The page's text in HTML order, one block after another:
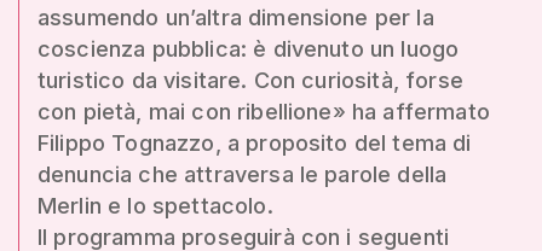
assumendo un’altra dimensione per la
coscienza pubblica: è divenuto un luogo
turistico da visitare. Con curiosità, forse
con pietà, mai con ribellione» ha affermato
Filippo Tognazzo, a proposito del tema di
denuncia che attraversa le parole della
Merlin e lo spettacolo.
Il programma proseguirà con i seguenti